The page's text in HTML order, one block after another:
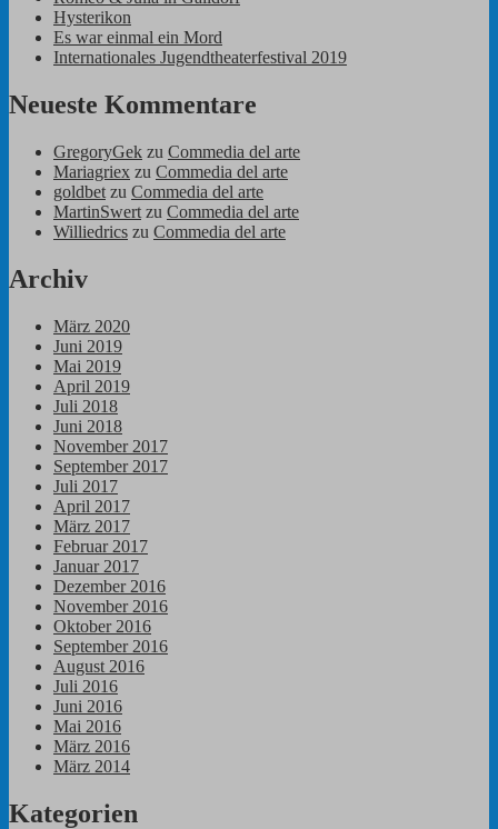
Hysterikon
Es war einmal ein Mord
Internationales Jugendtheaterfestival 2019
Neueste Kommentare
GregoryGek zu Commedia del arte
Mariagriex zu Commedia del arte
goldbet zu Commedia del arte
MartinSwert zu Commedia del arte
Williedrics zu Commedia del arte
Archiv
März 2020
Juni 2019
Mai 2019
April 2019
Juli 2018
Juni 2018
November 2017
September 2017
Juli 2017
April 2017
März 2017
Februar 2017
Januar 2017
Dezember 2016
November 2016
Oktober 2016
September 2016
August 2016
Juli 2016
Juni 2016
Mai 2016
März 2016
März 2014
Kategorien